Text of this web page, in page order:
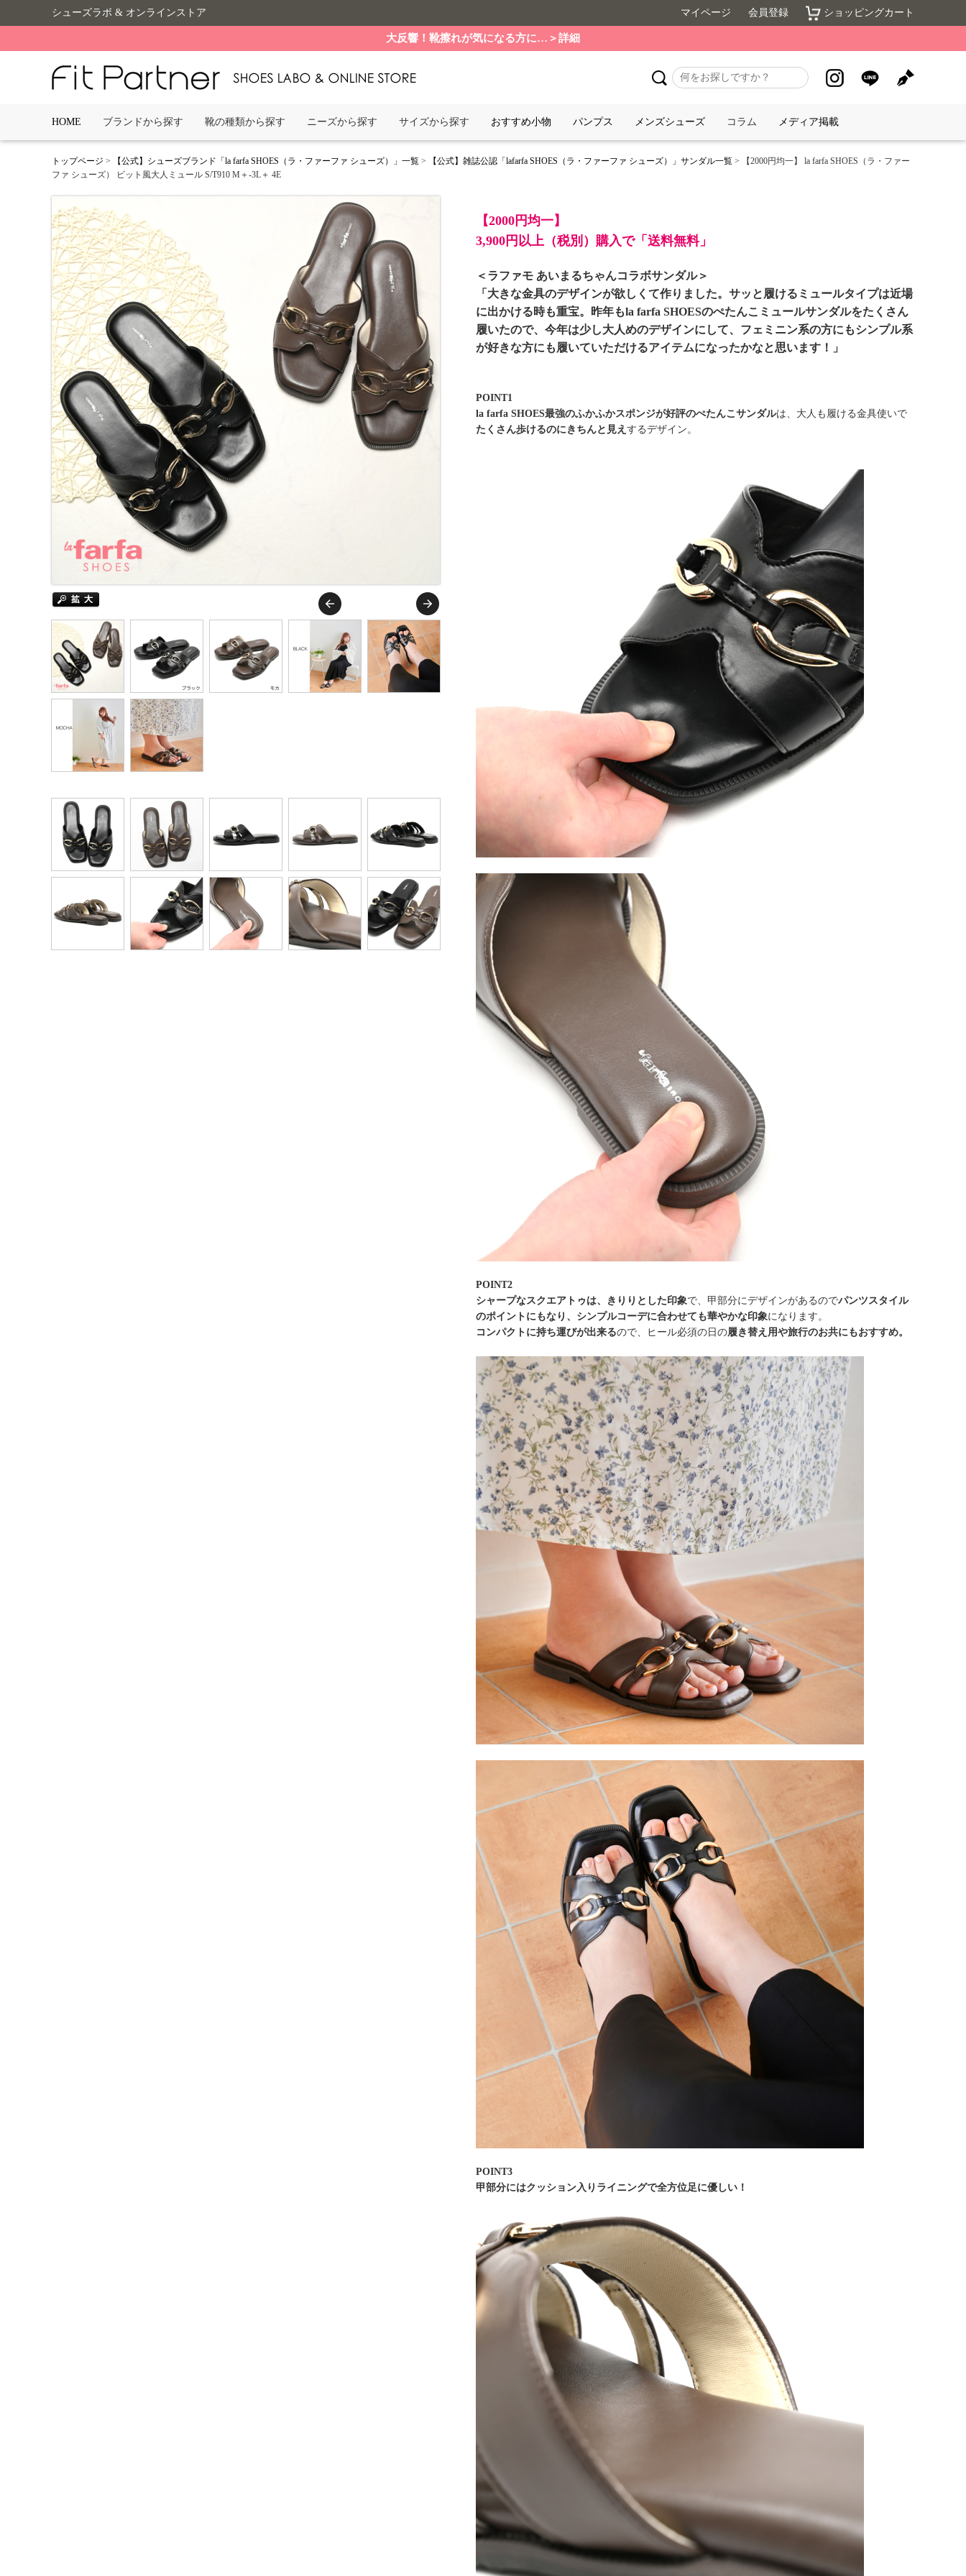
シューズラボ & オンラインストア マイページ 会員登録 ショッピングカート
大反響！靴擦れが気になる方に…＞詳細
HOME ブランドから探す 靴の種類から探す ニーズから探す サイズから探す おすすめ小物 パンプス メンズシューズ コラム メディア掲載
トップページ > 【公式】シューズブランド「la farfa SHOES（ラ・ファーファ シューズ）」一覧 > 【公式】雑誌公認「lafarfa SHOES（ラ・ファーファ シューズ）」サンダル一覧 > 【2000円均一】 la farfa SHOES（ラ・ファー
ファ シューズ） ビット風大人ミュール S/T910 M＋-3L＋ 4E
【2000円均一】
3,900円以上（税別）購入で「送料無料」
＜ラファモ あいまるちゃんコラボサンダル＞
「大きな金具のデザインが欲しくて作りました。サッと履けるミュールタイプは近場
に出かける時も重宝。昨年もla farfa SHOESのぺたんこミュールサンダルをたくさん
履いたので、今年は少し大人めのデザインにして、フェミニン系の方にもシンプル系
が好きな方にも履いていただけるアイテムになったかなと思います！」
POINT1
la farfa SHOES最強のふかふかスポンジが好評のぺたんこサンダルは、大人も履ける金具使いで
たくさん歩けるのにきちんと見え するデザイン。
POINT2
シャープなスクエアトゥは、きりりとした印象で、甲部分にデザインがあるのでパンツスタイル
のポイントにもなり、シンプルコーデに合わせても華やかな印象になります。
コンパクトに持ち運びが出来るので、ヒール必須の日の履き替え用や旅行のお共にもおすすめ。
POINT3
甲部分にはクッション入りライニングで全方位足に優しい！